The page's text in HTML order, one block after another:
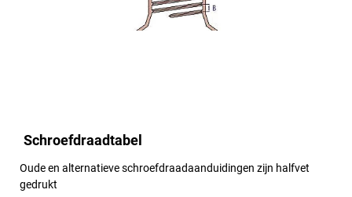
Schroefdraadtabel
Oude en alternatieve schroefdraadaanduidingen zijn halfvet
gedrukt